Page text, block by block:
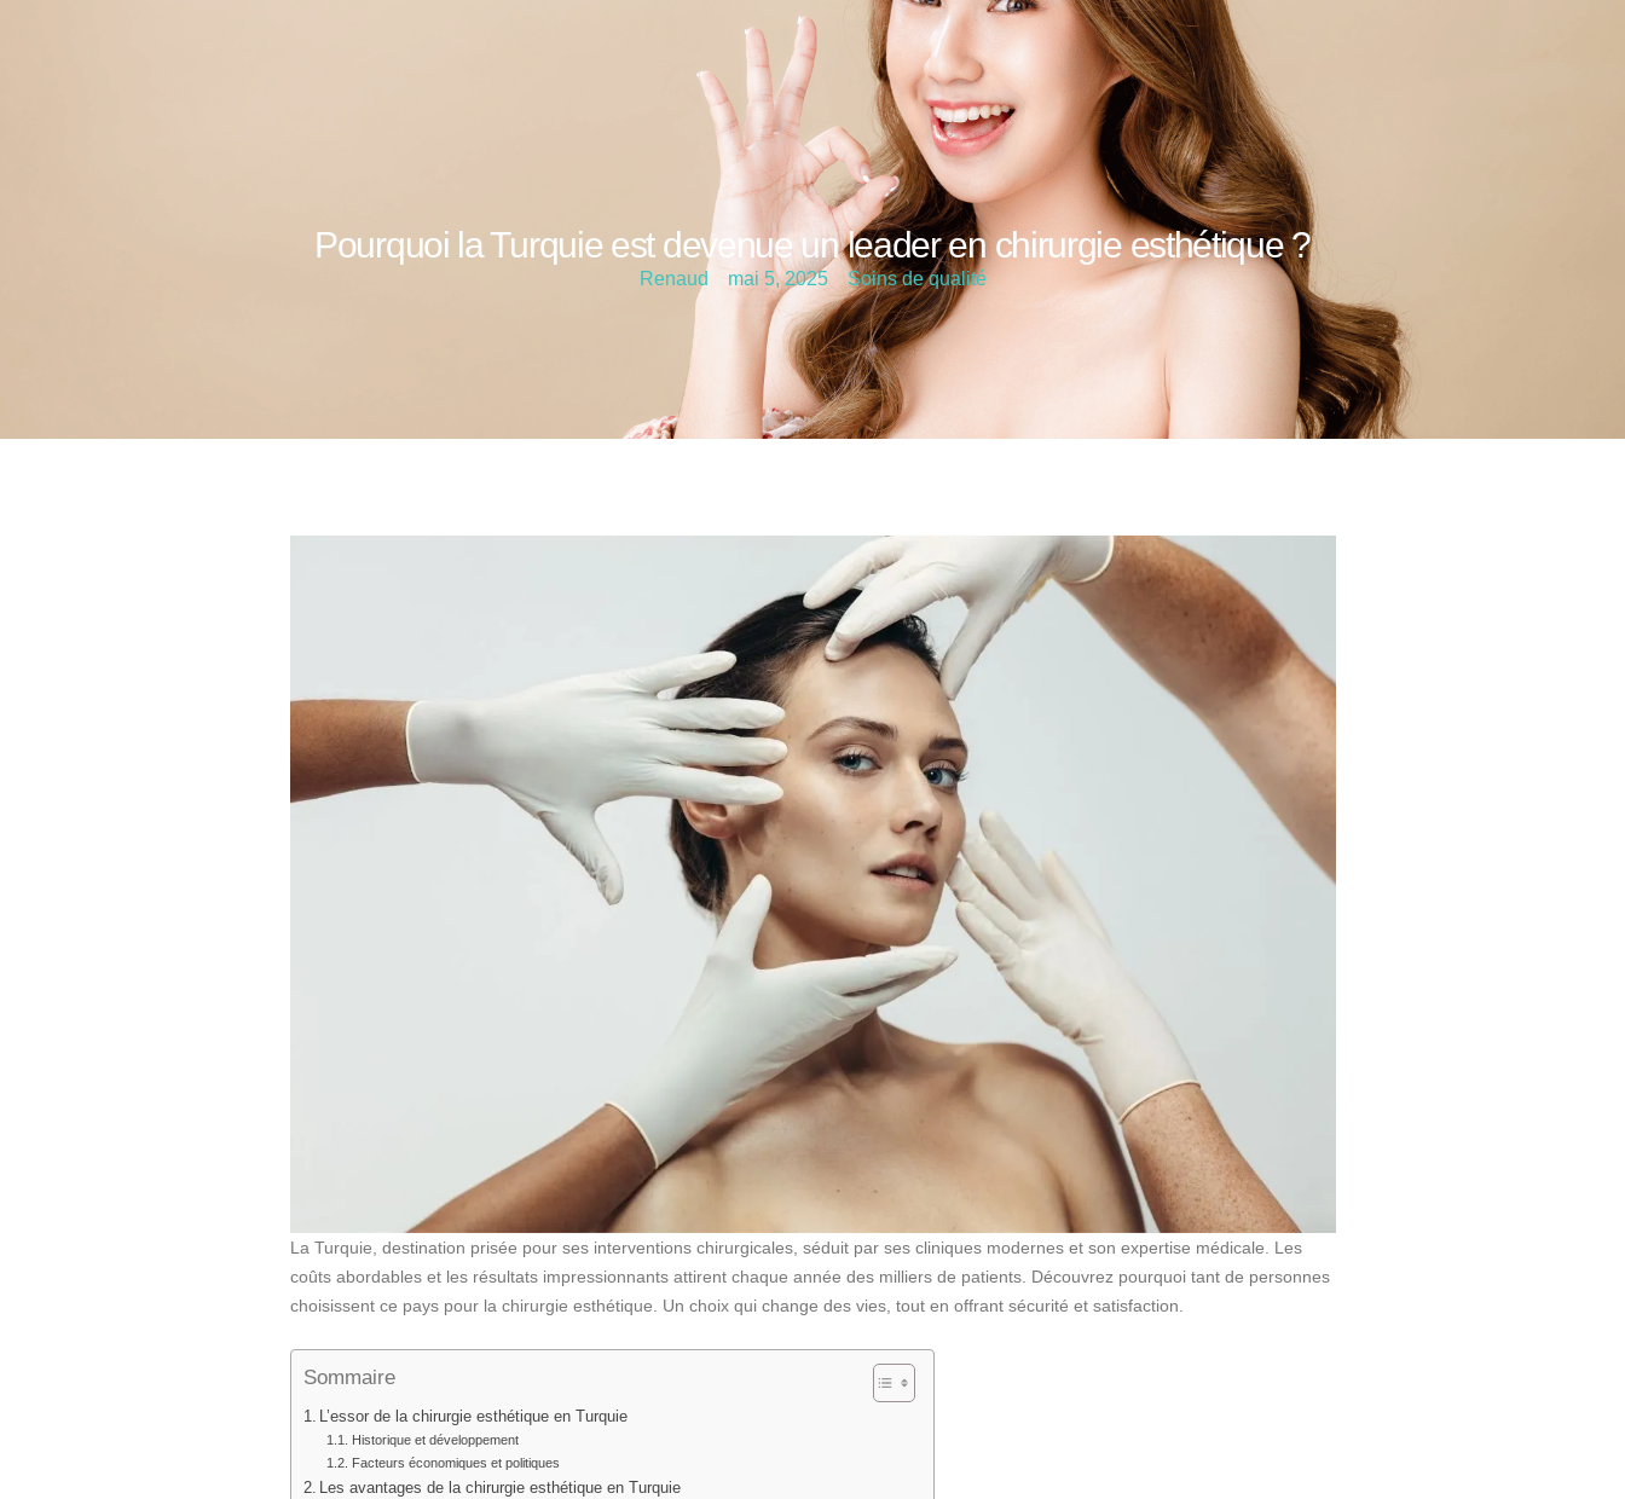
Pourquoi la Turquie est devenue un leader en chirurgie esthétique ?
Renaud mai 5, 2025 Soins de qualité
La Turquie, destination prisée pour ses interventions chirurgicales, séduit par ses cliniques modernes et son expertise médicale. Les
coûts abordables et les résultats impressionnants attirent chaque année des milliers de patients. Découvrez pourquoi tant de personnes
choisissent ce pays pour la chirurgie esthétique. Un choix qui change des vies, tout en offrant sécurité et satisfaction.
Sommaire
L’essor de la chirurgie esthétique en Turquie
Historique et développement
Facteurs économiques et politiques
Les avantages de la chirurgie esthétique en Turquie